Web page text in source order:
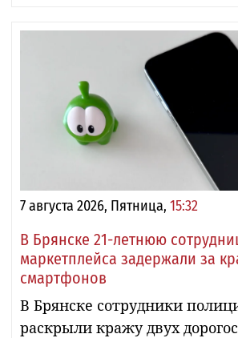
7 августа 2026, Пятница, 15:32
В Брянске 21-летнюю
маркетплейса задержали за
смартфонов
В Брянске сотрудники
раскрыли кражу двух